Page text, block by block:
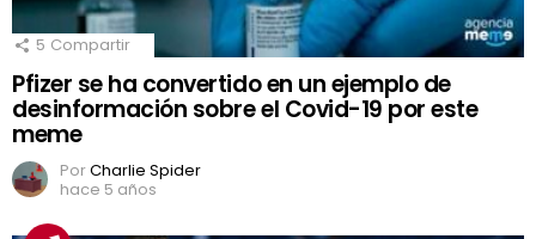
5 Compartir
Pfizer se ha convertido en un ejemplo de
desinformación sobre el Covid-19 por este
meme
PorCharlie Spider
hace 5 años